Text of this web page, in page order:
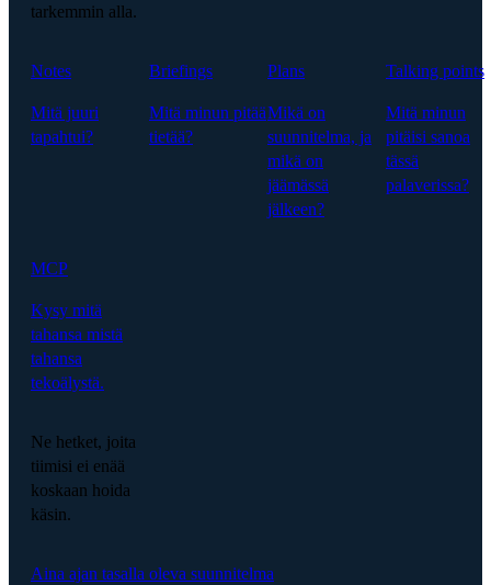
tarkemmin alla.
Notes
Mitä juuri
tapahtui?
Briefings
Mitä minun pitää
tietää?
Plans
Mikä on
suunnitelma, ja
mikä on
jäämässä
jälkeen?
Talking points
Mitä minun
pitäisi sanoa
tässä
palaverissa?
MCP
Kysy mitä
tahansa mistä
tahansa
tekoälystä.
Ne hetket, joita
tiimisi ei enää
koskaan hoida
käsin.
Aina ajan tasalla oleva suunnitelma